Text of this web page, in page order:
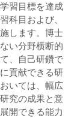
習目標を達成
科目および、
します。博士
い分野横断的
、自己研鑽で
貢献できる研
いては、幅広
究の成果と意
開できる能力